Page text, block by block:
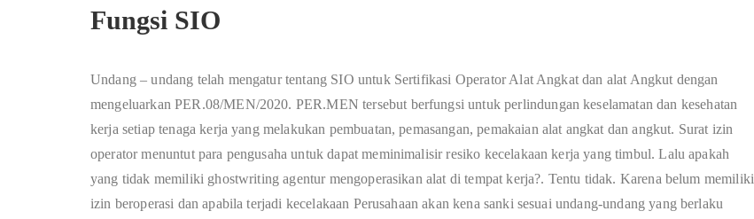
Fungsi SIO
Undang – undang telah mengatur tentang SIO untuk Sertifikasi Operator Alat Angkat dan alat Angkut dengan
mengeluarkan PER.08/MEN/2020. PER.MEN tersebut berfungsi untuk perlindungan keselamatan dan kesehatan
kerja setiap tenaga kerja yang melakukan pembuatan, pemasangan, pemakaian alat angkat dan angkut. Surat izin
operator menuntut para pengusaha untuk dapat meminimalisir resiko kecelakaan kerja yang timbul. Lalu apakah
yang tidak memiliki ghostwriting agenturmengoperasikan alat di tempat kerja?. Tentu tidak. Karena belum memiliki
izin beroperasi dan apabila terjadi kecelakaan Perusahaan akan kena sanki sesuai undang-undang yang berlaku